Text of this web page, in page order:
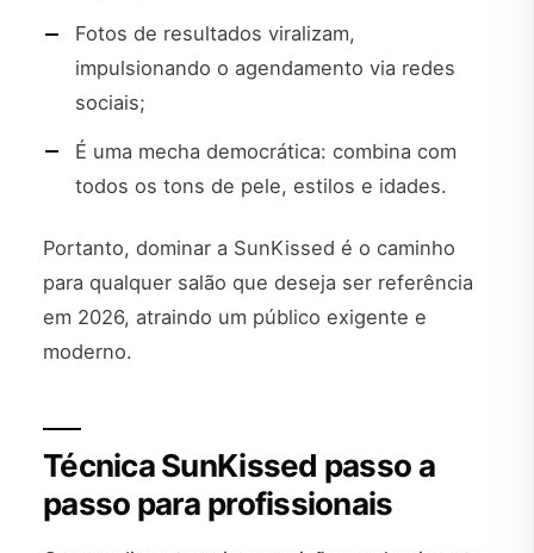
Fotos de resultados viralizam,
impulsionando o agendamento via redes
sociais;
É uma mecha democrática: combina com
todos os tons de pele, estilos e idades.
Portanto, dominar a SunKissed é o caminho
para qualquer salão que deseja ser referência
em 2026, atraindo um público exigente e
moderno.
Técnica SunKissed passo a
passo para profissionais